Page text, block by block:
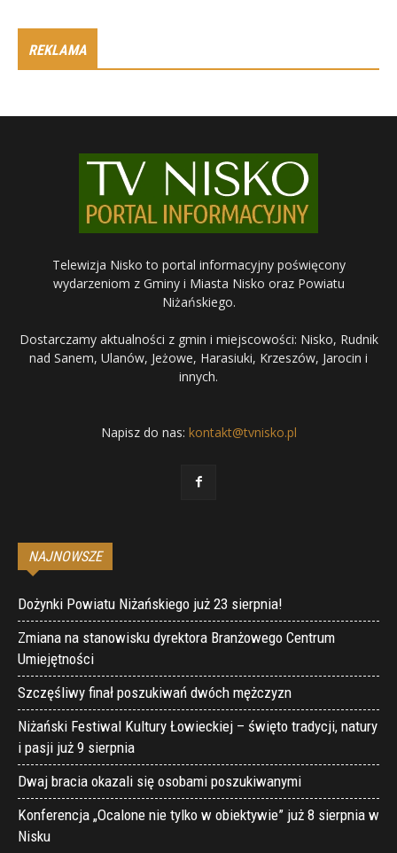
REKLAMA
Telewizja Nisko to portal informacyjny poświęcony
wydarzeniom z Gminy i Miasta Nisko oraz Powiatu
Niżańskiego.
Dostarczamy aktualności z gmin i miejscowości: Nisko, Rudnik
nad Sanem, Ulanów, Jeżowe, Harasiuki, Krzeszów, Jarocin i
innych.
Napisz do nas: kontakt@tvnisko.pl
NAJNOWSZE
Dożynki Powiatu Niżańskiego już 23 sierpnia!
Zmiana na stanowisku dyrektora Branżowego Centrum
Umiejętności
Szczęśliwy finał poszukiwań dwóch mężczyzn
Niżański Festiwal Kultury Łowieckiej – święto tradycji, natury
i pasji już 9 sierpnia
Dwaj bracia okazali się osobami poszukiwanymi
Konferencja „Ocalone nie tylko w obiektywie” już 8 sierpnia w
Nisku